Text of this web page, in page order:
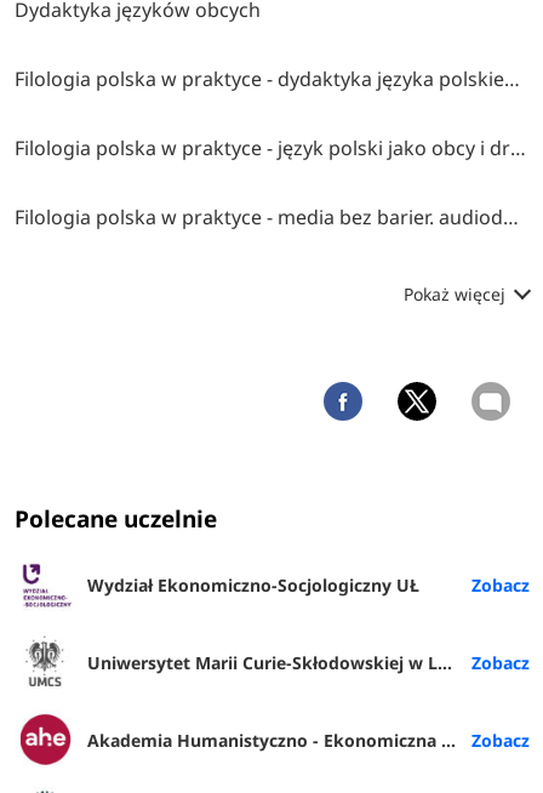
Dydaktyka języków obcych
Filologia polska w praktyce - dydaktyka języka polskiego jako obcego
Filologia polska w praktyce - język polski jako obcy i drugi w pracy z dzieckiem
Filologia polska w praktyce - media bez barier. audiodeskrypcja (ad i napisy dla niesłyszących
Pokaż więcej
Polecane uczelnie
Wydział Ekonomiczno-Socjologiczny UŁ
Uniwersytet Marii Curie-Skłodowskiej w Lublinie
Akademia Humanistyczno - Ekonomiczna w Łodzi